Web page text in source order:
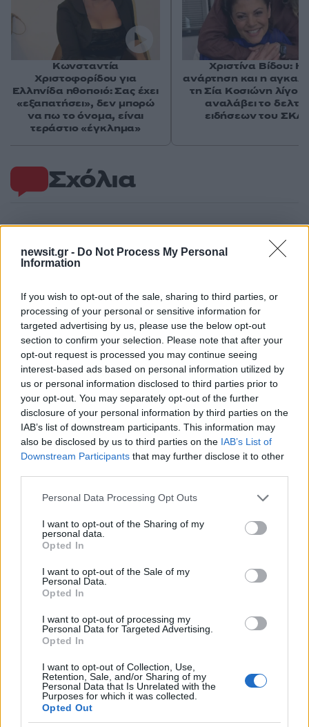
newsit.gr - Do Not Process My Personal
Information
If you wish to opt-out of the sale, sharing to third parties, or
processing of your personal or sensitive information for
targeted advertising by us, please use the below opt-out
section to confirm your selection. Please note that after your
opt-out request is processed you may continue seeing
interest-based ads based on personal information utilized by
us or personal information disclosed to third parties prior to
your opt-out. You may separately opt-out of the further
disclosure of your personal information by third parties on the
IAB’s list of downstream participants. This information may
also be disclosed by us to third parties on the IAB’s List of
Downstream Participants that may further disclose it to other
Please note that this website/app uses one or more Google
not limited to your visit or usage behaviour. You may click to
grant or deny consent to Google and its third-party tags to
use your data for below specified purposes in below Google
consent section.
Personal Data Processing Opt Outs
I want to opt-out of the Sharing of my
personal data.
Opted In
I want to opt-out of the Sale of my
Personal Data.
Opted In
I want to opt-out of processing my
Personal Data for Targeted Advertising.
Opted In
I want to opt-out of Collection, Use,
Retention, Sale, and/or Sharing of my
Personal Data that Is Unrelated with the
Purposes for which it was collected.
Opted Out
Σχόλια
Σχολίασε εδώ
50 /50
2000 /2000
Υποβολή σχολίου
Όροι Χρήσης. Το site προστατεύεται από reCAPTCHA, ισχύουν
Πολιτική Απορρήτου& Όροι Χρήσηςτης Google.
Ακολουθήστε το Νewsit.gr στο
τελευταία νέατης ημέρας
Κωνσταντία
Χριστοφορίδου για
Ελληνίδα ηθοποιό: Σας έχει
«εξαπατήσει», δεν μπορώ
να πω το όνομα, είναι
τεράστιο «έγκλημα»
Χριστίνα Βίδου: Η
ανάρτηση και η
τη Σία Κοσιώνη λίγο
αναλάβει το δελτίο
ειδήσεων του ΣΚΑΪ
Πιο δημοφιλή
Σέρρες: Βίντεο ντοκουμέντο από το
τροχαίο με νεκρούς μητέρα και γιο – Ο
οδηγός του φορτηγού κατέγραψε τη